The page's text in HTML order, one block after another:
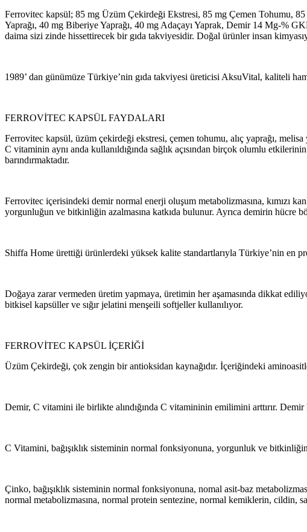
Ferrovitec kapsül; 85 mg Üzüm Çekirdeği Ekstresi, 85 mg Çemen Tohumu,
Yaprağı, 40 mg Biberiye Yaprağı, 40 mg Adaçayı Yaprak, Demir 14 Mg-%
daima sizi zinde hissettirecek bir gıda takviyesidir. Doğal ürünler insan
1989’ dan günümüze Türkiye’nin gıda takviyesi üreticisi AksuVital, kaliteli
FERROVİTEC KAPSÜL FAYDALARI
Ferrovitec kapsül, üzüm çekirdeği ekstresi, çemen tohumu, alıç yaprağı,
C vitaminin aynı anda kullanıldığında sağlık açısından birçok olumlu
barındırmaktadır.
Ferrovitec içerisindeki demir normal enerji oluşum metabolizmasına, kımızı
yorgunluğun ve bitkinliğin azalmasına katkıda bulunur. Ayrıca demirin hücre
Shiffa Home ürettiği ürünlerdeki yüksek kalite standartlarıyla Türkiye’nin en
Doğaya zarar vermeden üretim yapmaya, üretimin her aşamasında dikkat
bitkisel kapsüller ve sığır jelatini menşeili softjeller kullanılıyor.
FERROVİTEC KAPSÜL İÇERİĞİ
Üzüm Çekirdeği, çok zengin bir antioksidan kaynağıdır. İçeriğindeki
Demir, C vitamini ile birlikte alındığında C vitamininin emilimini arttırır.
C Vitamini, bağışıklık sisteminin normal fonksiyonuna, yorgunluk ve
Çinko, bağışıklık sisteminin normal fonksiyonuna, nomal asit-baz
normal metabolizmasına, normal protein sentezine, normal kemiklerin, cildin,